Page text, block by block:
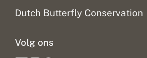
Dutch Butterfly Conservation
Volg ons